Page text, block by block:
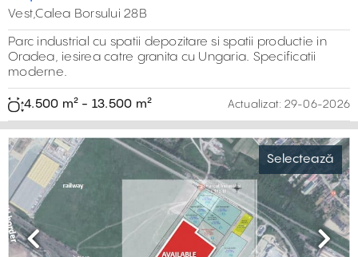
Vest,Calea Borsului 28B
Parc industrial cu spatii depozitare si spatii productie in
Oradea, iesirea catre granita cu Ungaria. Specificatii
moderne.
4.500 m² - 13.500 m² Actualizat: 29-06-2026
Selectează
Previous Next